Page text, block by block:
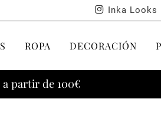
Inka Looks
ROPA DECORACIÓN
partir de 100€